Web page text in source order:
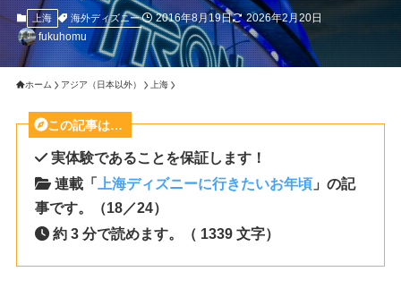
上海 海外ディズニー 2016年8月19日
2026年2月20日
fukuhomu
ホーム アジア（日本以外） 上海
この記事は…
実体験であることを保証します！
連載「 上海ディズニーに行きたいお年頃 」の記
事です。（18／24）
約 3 分で読めます。（ 1339 文字）